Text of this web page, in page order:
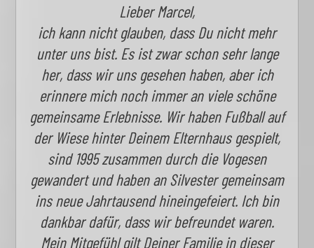
Lieber Marcel,
ich kann nicht glauben, dass Du nicht mehr
unter uns bist. Es ist zwar schon sehr lange
her, dass wir uns gesehen haben, aber ich
erinnere mich noch immer an viele schöne
gemeinsame Erlebnisse. Wir haben Fußball auf
der Wiese hinter Deinem Elternhaus gespielt,
sind 1995 zusammen durch die Vogesen
gewandert und haben an Silvester gemeinsam
ins neue Jahrtausend hineingefeiert. Ich bin
dankbar dafür, dass wir befreundet waren.
Mein Mitgefühl gilt Deiner Familie in dieser